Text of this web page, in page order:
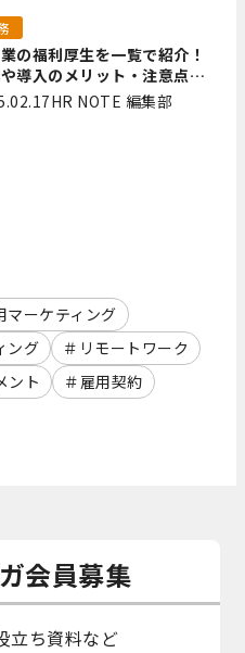
の福利厚生を一覧で紹介！
導入のメリット・注意点を
HR NOTE 編集部
マーケティング
ング
リモートワーク
ント 雇用契約
会員募集
立ち資料など